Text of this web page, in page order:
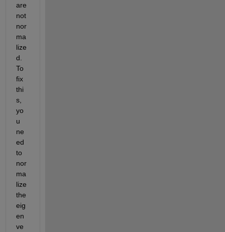
are
not
nor
ma
lize
d.
To
fix
thi
s,
yo
u
ne
ed
to
nor
ma
lize
the
eig
en
ve